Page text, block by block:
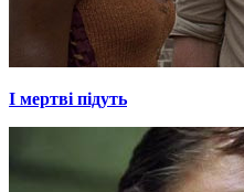
І мертві підуть